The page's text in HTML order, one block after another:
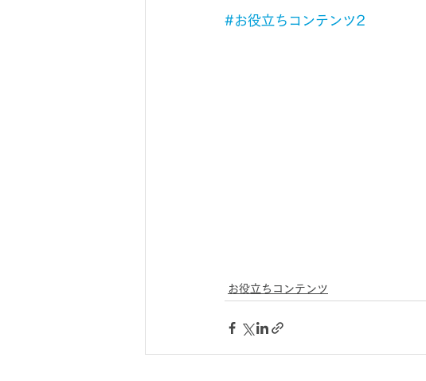
#お役立ちコンテンツ2
お役立ちコンテンツ